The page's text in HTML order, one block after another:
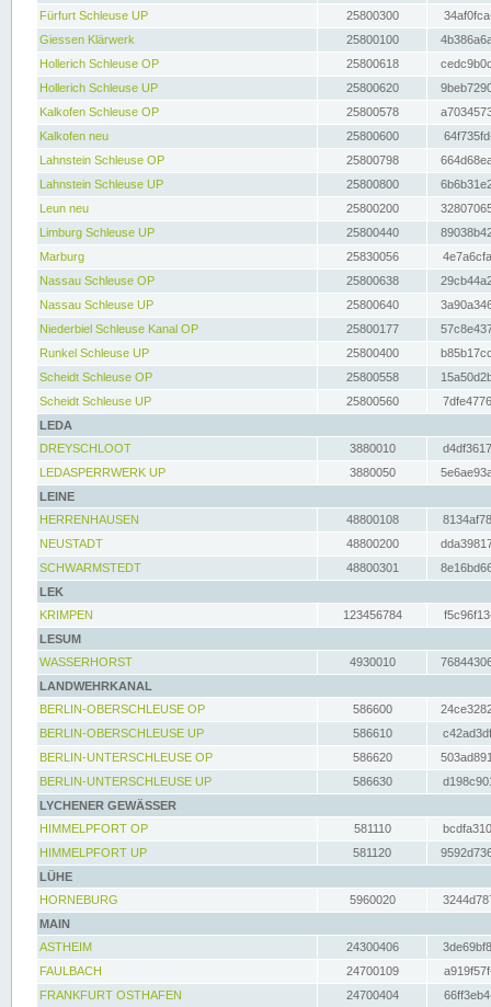
Fürfurt Schleuse UP
25800300
Giessen Klärwerk
25800100
Hollerich Schleuse OP
25800618
Hollerich Schleuse UP
25800620
Kalkofen Schleuse OP
25800578
Kalkofen neu
25800600
Lahnstein Schleuse OP
25800798
Lahnstein Schleuse UP
25800800
Leun neu
25800200
Limburg Schleuse UP
25800440
Marburg
25830056
Nassau Schleuse OP
25800638
Nassau Schleuse UP
25800640
Niederbiel Schleuse Kanal OP
25800177
Runkel Schleuse UP
25800400
Scheidt Schleuse OP
25800558
Scheidt Schleuse UP
25800560
LEDA
DREYSCHLOOT
3880010
LEDASPERRWERK UP
3880050
LEINE
HERRENHAUSEN
48800108
NEUSTADT
48800200
SCHWARMSTEDT
48800301
LEK
KRIMPEN
123456784
LESUM
WASSERHORST
4930010
LANDWEHRKANAL
BERLIN-OBERSCHLEUSE OP
586600
BERLIN-OBERSCHLEUSE UP
586610
BERLIN-UNTERSCHLEUSE OP
586620
BERLIN-UNTERSCHLEUSE UP
586630
LYCHENER GEWÄSSER
HIMMELPFORT OP
581110
HIMMELPFORT UP
581120
LÜHE
HORNEBURG
5960020
MAIN
ASTHEIM
24300406
FAULBACH
24700109
FRANKFURT OSTHAFEN
24700404